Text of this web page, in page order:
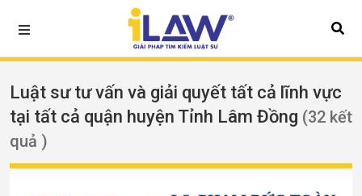
Luật sư tư vấn và giải quyết tất cả lĩnh vực
tại tất cả quận huyện Tỉnh Lâm Đồng (32 kết
quả )